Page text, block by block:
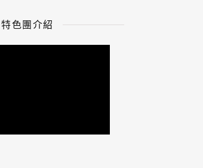
特色團介紹